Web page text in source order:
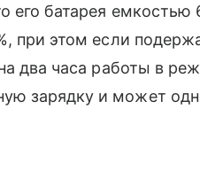
его батарея
при этом если
два часа работы в
зарядку и может